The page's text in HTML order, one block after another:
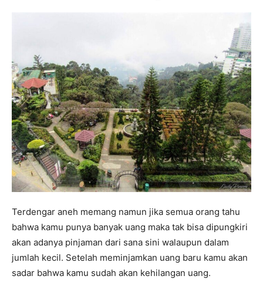
Terdengar aneh memang namun jika semua orang tahu
bahwa kamu punya banyak uang maka tak bisa dipungkiri
akan adanya pinjaman dari sana sini walaupun dalam
jumlah kecil. Setelah meminjamkan uang baru kamu akan
sadar bahwa kamu sudah akan kehilangan uang.